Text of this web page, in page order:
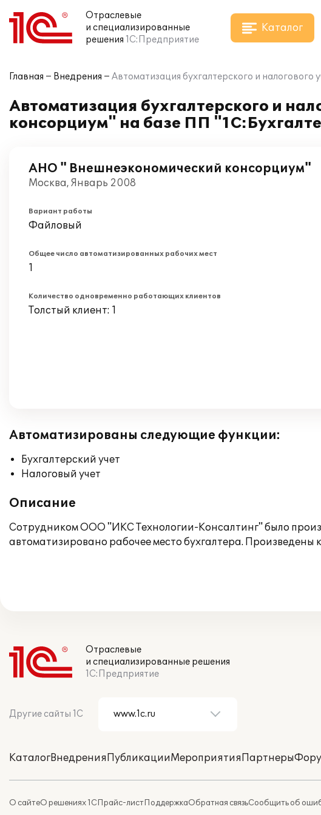
Отраслевые
и специализированные
решения 1С:Предприятие
Каталог
Главная Внедрения Автоматизация бухгалтерского и
Автоматизация бухгалтерского и
консорциум" на базе ПП
АНО " Внешнеэкономический консорциум"
Москва, Январь 2008
Вариант работы
Файловый
Общее число автоматизированных рабочих мест
1
Количество одновременно работающих клиентов
Толстый клиент: 1
Автоматизированы следующие функции:
Бухгалтерский учет
Налоговый учет
Описание
Сотрудником ООО "ИКС Технологии-Консалтинг" было
автоматизировано рабочее место бухгалтера.
Отраслевые
и специализированные решения
1С:Предприятие
Другие сайты 1С
КаталогВнедренияПубликацииМероприятияПартнеры
О сайтеО решениях 1СПрайс-листПоддержкаОбратная связьСообщить об